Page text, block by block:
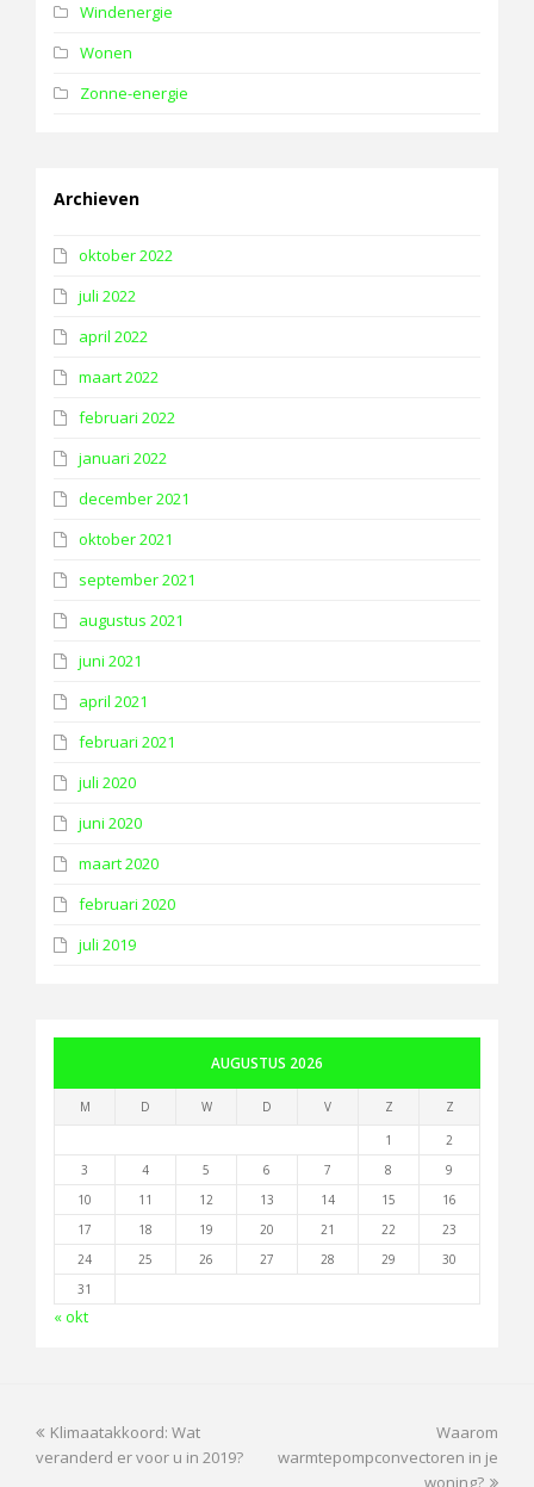
Windenergie
Wonen
Zonne-energie
Archieven
oktober 2022
juli 2022
april 2022
maart 2022
februari 2022
januari 2022
december 2021
oktober 2021
september 2021
augustus 2021
juni 2021
april 2021
februari 2021
juli 2020
juni 2020
maart 2020
februari 2020
juli 2019
AUGUSTUS 2026
M D W D V Z
Z
1
2
3
4 5 6 7 8
9
10
11 12 13 14 15
16
17
18 19 20 21 22
23
24
25 26 27 28 29
30
31
« okt
previous
post:
Klimaatakkoord: Wat
veranderd er voor u in 2019?
next
post:
Waarom
warmtepompconvectoren in je